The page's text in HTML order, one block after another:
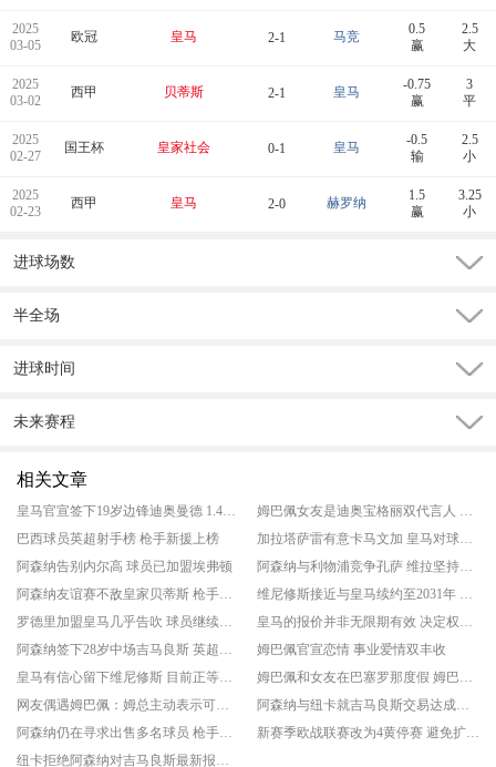
2025
03-05
欧冠 皇马 2-1 马竞
0.5
赢
2.5
大
2025
03-02
西甲 贝蒂斯 2-1 皇马
-0.75
赢
3
平
2025
02-27
国王杯 皇家社会 0-1 皇马
-0.5
输
2.5
小
2025
02-23
西甲 皇马 2-0 赫罗纳
1.5
赢
3.25
小
进球场数
半全场
进球时间
未来赛程
相关文章
巴西球员英超射手榜 枪手新援上榜
加拉塔萨雷有意卡马文加 皇马对球员离开持开放态度
阿森纳告别内尔高 球员已加盟埃弗顿
阿森纳与利物浦竞争孔萨 维拉坚持高价
姆巴佩官宣恋情 事业爱情双丰收
阿森纳与纽卡就吉马良斯交易达成全面协议 巴西中场很快加盟枪手
新赛季欧战联赛改为4黄停赛 避免扩军后球员错失关键战